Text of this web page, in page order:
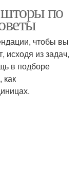
по
чтобы вы
исходя из задач,
в подборе
как